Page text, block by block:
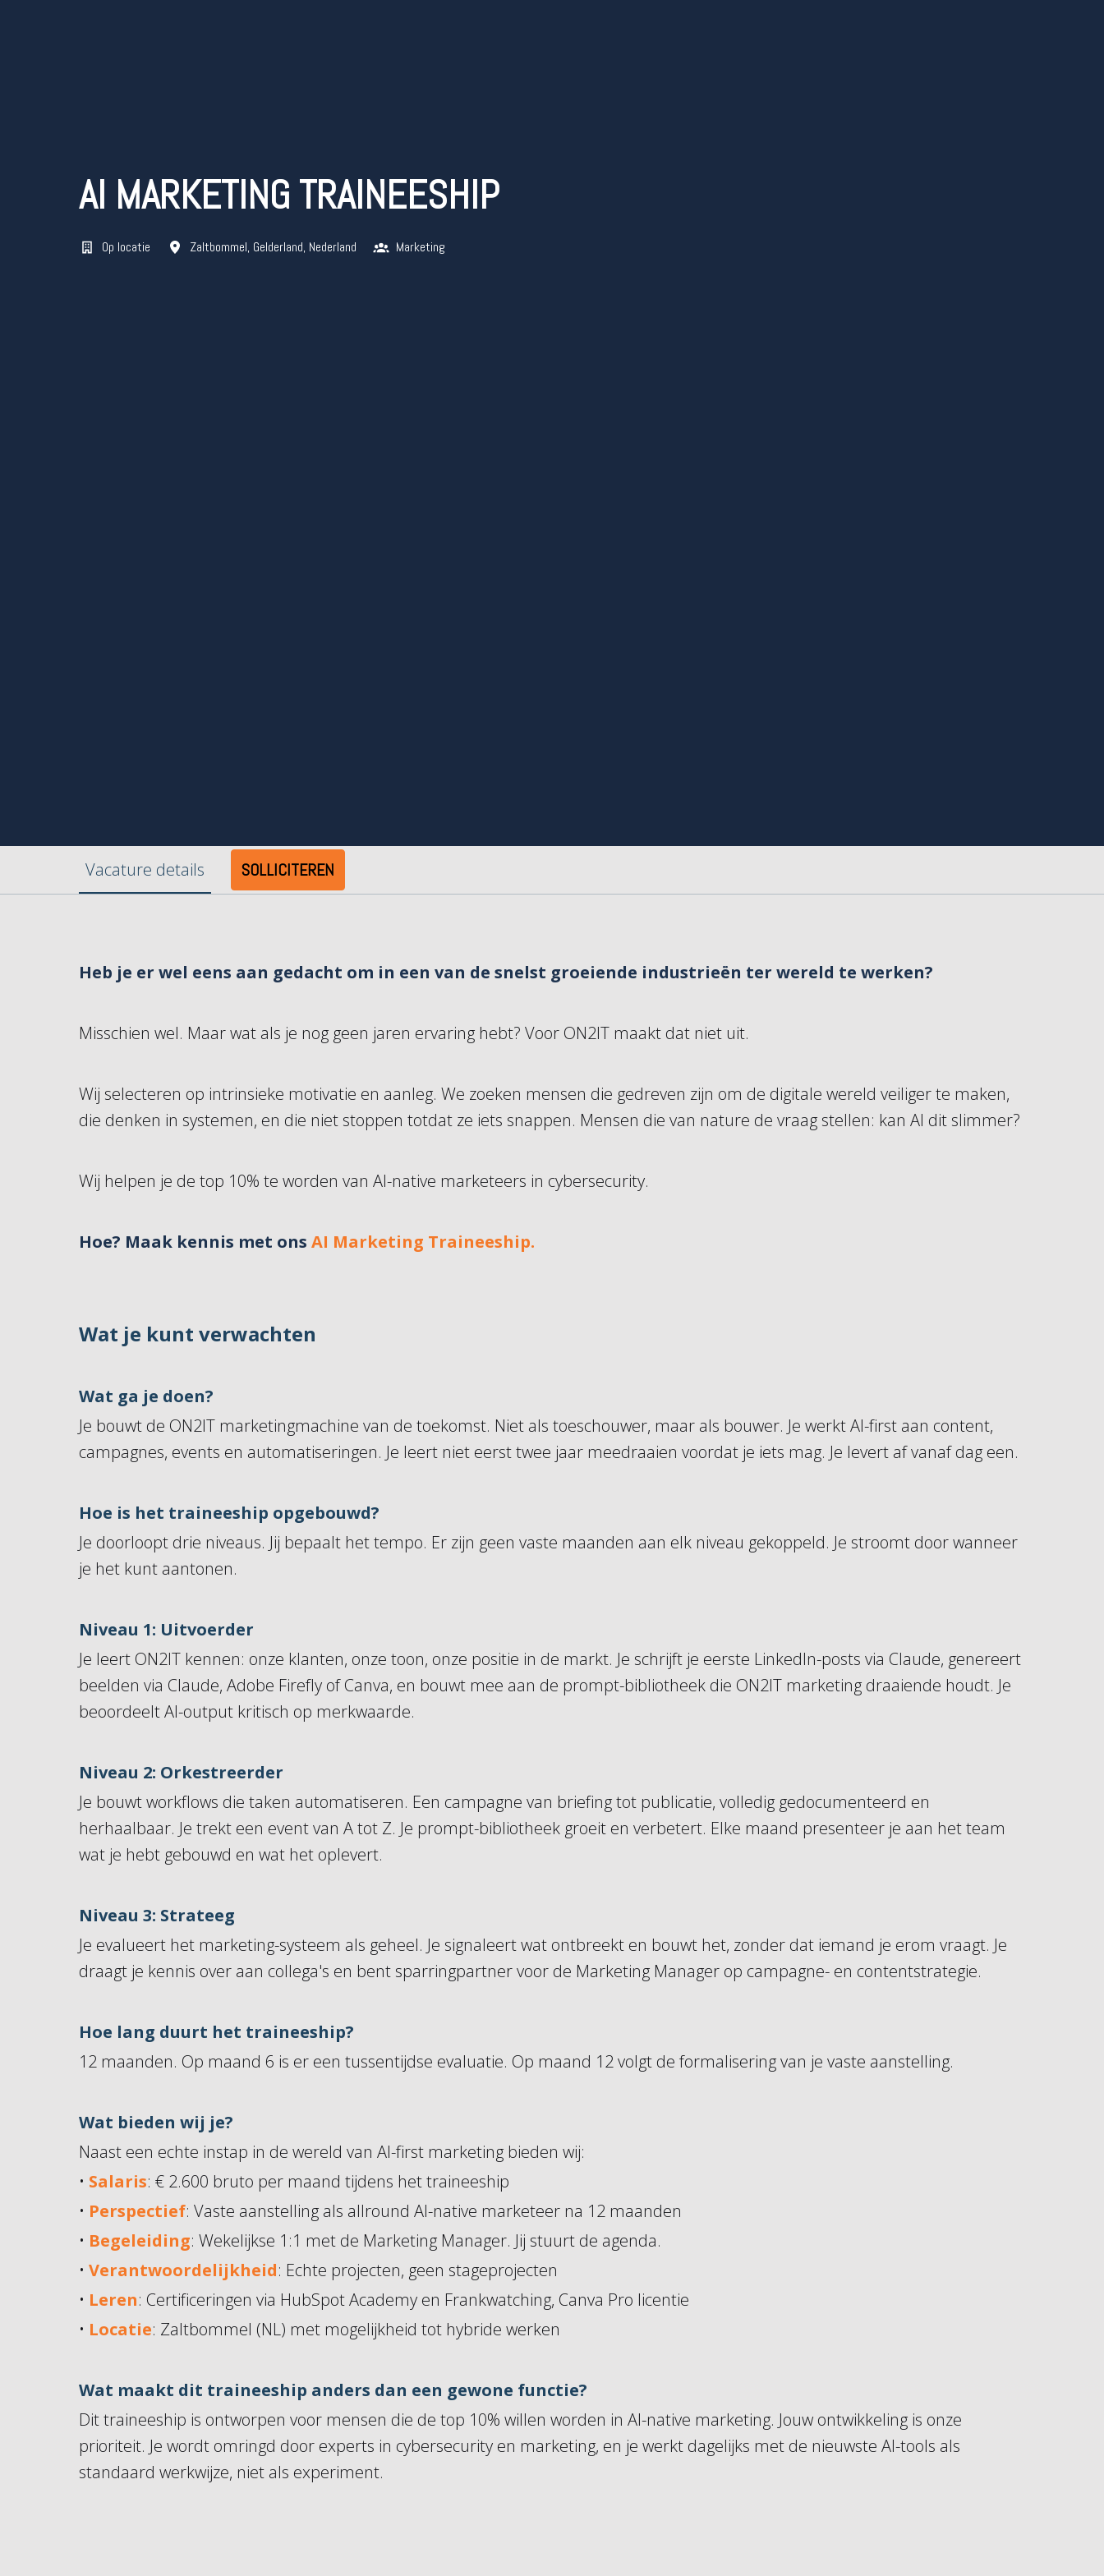
AI MARKETING TRAINEESHIP
Op locatie Zaltbommel, Gelderland, Nederland Marketing
Vacature details SOLLICITEREN
Heb je er wel eens aan gedacht om in een van de snelst groeiende industrieën ter wereld te werken?
Misschien wel. Maar wat als je nog geen jaren ervaring hebt? Voor ON2IT maakt dat niet uit.
Wij selecteren op intrinsieke motivatie en aanleg. We zoeken mensen die gedreven zijn om de digitale wereld veiliger te maken,
die denken in systemen, en die niet stoppen totdat ze iets snappen. Mensen die van nature de vraag stellen: kan AI dit slimmer?
Wij helpen je de top 10% te worden van AI-native marketeers in cybersecurity.
Hoe? Maak kennis met ons AI Marketing Traineeship.
Wat je kunt verwachten
Wat ga je doen?
Je bouwt de ON2IT marketingmachine van de toekomst. Niet als toeschouwer, maar als bouwer. Je werkt AI-first aan content,
campagnes, events en automatiseringen. Je leert niet eerst twee jaar meedraaien voordat je iets mag. Je levert af vanaf dag een.
Hoe is het traineeship opgebouwd?
Je doorloopt drie niveaus. Jij bepaalt het tempo. Er zijn geen vaste maanden aan elk niveau gekoppeld. Je stroomt door wanneer
je het kunt aantonen.
Niveau 1: Uitvoerder
Je leert ON2IT kennen: onze klanten, onze toon, onze positie in de markt. Je schrijft je eerste LinkedIn-posts via Claude, genereert
beelden via Claude, Adobe Firefly of Canva, en bouwt mee aan de prompt-bibliotheek die ON2IT marketing draaiende houdt. Je
beoordeelt AI-output kritisch op merkwaarde.
Niveau 2: Orkestreerder
Je bouwt workflows die taken automatiseren. Een campagne van briefing tot publicatie, volledig gedocumenteerd en
herhaalbaar. Je trekt een event van A tot Z. Je prompt-bibliotheek groeit en verbetert. Elke maand presenteer je aan het team
wat je hebt gebouwd en wat het oplevert.
Niveau 3: Strateeg
Je evalueert het marketing-systeem als geheel. Je signaleert wat ontbreekt en bouwt het, zonder dat iemand je erom vraagt. Je
draagt je kennis over aan collega's en bent sparringpartner voor de Marketing Manager op campagne- en contentstrategie.
Hoe lang duurt het traineeship?
12 maanden. Op maand 6 is er een tussentijdse evaluatie. Op maand 12 volgt de formalisering van je vaste aanstelling.
Wat bieden wij je?
Naast een echte instap in de wereld van AI-first marketing bieden wij:
• Salaris: € 2.600 bruto per maand tijdens het traineeship
• Perspectief: Vaste aanstelling als allround AI-native marketeer na 12 maanden
• Begeleiding: Wekelijkse 1:1 met de Marketing Manager. Jij stuurt de agenda.
• Verantwoordelijkheid: Echte projecten, geen stageprojecten
• Leren: Certificeringen via HubSpot Academy en Frankwatching, Canva Pro licentie
• Locatie: Zaltbommel (NL) met mogelijkheid tot hybride werken
Wat maakt dit traineeship anders dan een gewone functie?
Dit traineeship is ontworpen voor mensen die de top 10% willen worden in AI-native marketing. Jouw ontwikkeling is onze
prioriteit. Je wordt omringd door experts in cybersecurity en marketing, en je werkt dagelijks met de nieuwste AI-tools als
standaard werkwijze, niet als experiment.